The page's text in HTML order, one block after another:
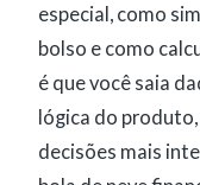
especial, como
bolso e como
é que você saia
lógica do
decisões mais